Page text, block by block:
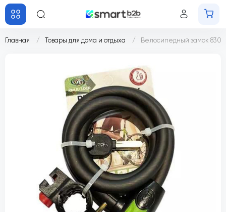
Главная Товары для дома и отдыха Велосипедный замок 8305